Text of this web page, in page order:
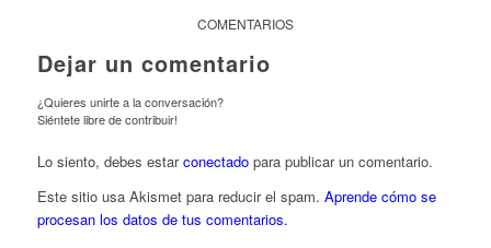
COMENTARIOS
Dejar un comentario
¿Quieres unirte a la conversación?
Siéntete libre de contribuir!
Lo siento, debes estarconectadopara publicar un comentario.
Este sitio usa Akismet para reducir el spam. Aprende cómo se
procesan los datos de tus comentarios.